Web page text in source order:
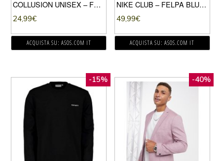
COLLUSION UNISEX – FELPA OVERSIZE ROSA POLVERE CON CAPPUCCIO E LOGO
24,99€
ACQUISTA SU: ASOS.COM IT
NIKE CLUB – FELPA BLU NAVY CON CAPPUCCIO
49,99€
ACQUISTA SU: ASOS.COM IT
-15% -40%